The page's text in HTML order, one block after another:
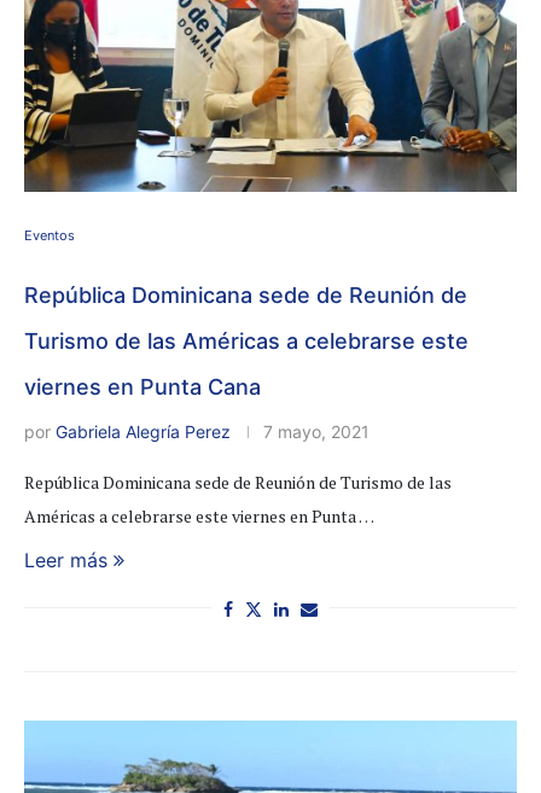
Eventos
República Dominicana sede de Reunión de
Turismo de las Américas a celebrarse este
viernes en Punta Cana
por Gabriela Alegría Perez 7 mayo, 2021
República Dominicana sede de Reunión de Turismo de las
Américas a celebrarse este viernes en Punta …
Leer más